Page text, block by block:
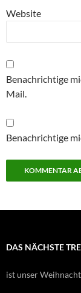
Website
Benachrichtige
Mail.
Benachrichtige
DAS NÄCHSTE
ist unser